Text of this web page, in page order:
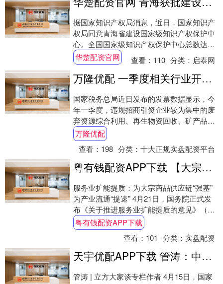
据国家知识产权局消息，近日，国家知识产
权局同意青海省建设国家级知识产权保护中
心。全国国家级知识产权保护中心总数达到
82家，依托保护中心打造覆盖专利、商标、
地理标....
华楚配资官网 查看： 110 分类： 启泰网
万隆优配 一季度相关行业开票金额同比下降4.4% 纠治“开票经济”初见成效
国家税务总局近日发布的发票数据显示，今
年一季度，违规招商引资企业较为集中的废
弃资源综合利用、再生物资回收、矿产品建
材及化工产品批发、组织管理服务、信息技
术咨询服....
万隆优配
查看： 198 分类：十大正规实盘配资平台
粤有钱配资APP下载 【大宗周刊】推动大宗商品平台从“交易撮合者”向“产业赋能者”转型
服务业扩能提质：为大宗商品供应链“强基”
为产业流通“提速” 4月21日，国务院正式发
布《关于推进服务业扩能提质的意见》（下
称《意见》）。在“十五五”开局之年，....
粤有钱配资APP下载
查看： 101 分类： 实盘配资
天宇优配APP下载 管涛：中东局势扰动彰显中国外汇市场韧性 | 立方大家谈
管涛 | 立方大家谈专栏作者 4月15日，国家